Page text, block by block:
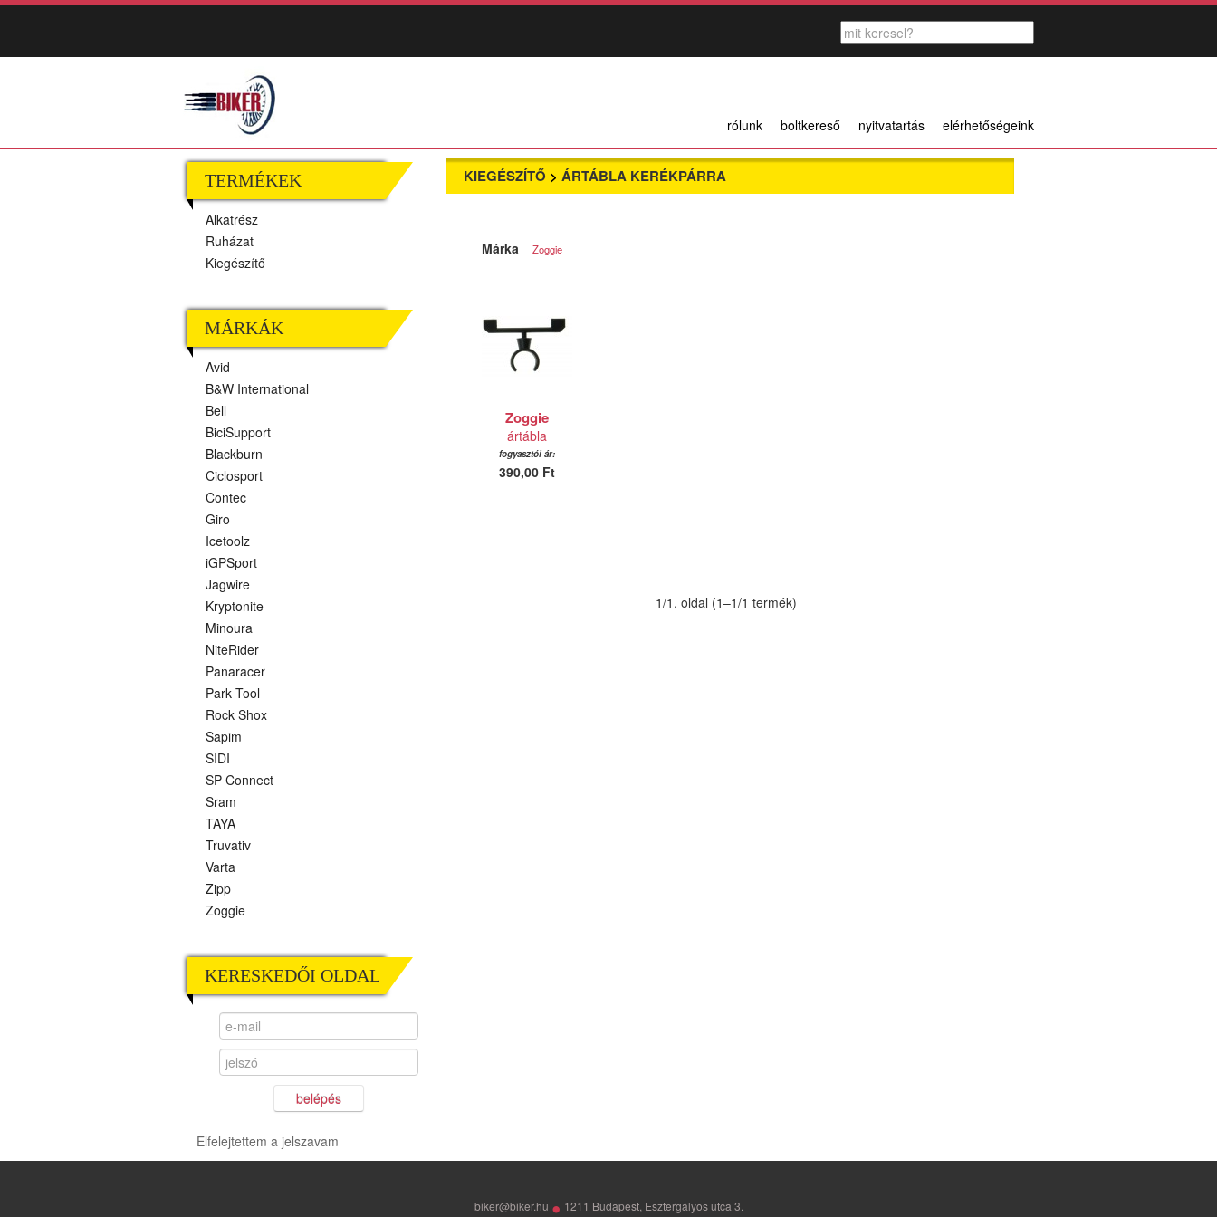
rólunk boltkereső nyitvatartás elérhetőségeink
TERMÉKEK
Alkatrész
Ruházat
Kiegészítő
MÁRKÁK
Avid
B&W International
Bell
BiciSupport
Blackburn
Ciclosport
Contec
Giro
Icetoolz
iGPSport
Jagwire
Kryptonite
Minoura
NiteRider
Panaracer
Park Tool
Rock Shox
Sapim
SIDI
SP Connect
Sram
TAYA
Truvativ
Varta
Zipp
Zoggie
KERESKEDŐI OLDAL
belépés
Elfelejtettem a jelszavam
KIEGÉSZÍTŐ > ÁRTÁBLA KERÉKPÁRRA
Márka Zoggie
Zoggie
ártábla
fogyasztói ár:
390,00 Ft
1/1. oldal (1–1/1 termék)
biker@biker.hu • 1211 Budapest, Esztergályos utca 3.